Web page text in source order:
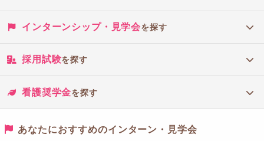
インターンシップ・見学会を探す
採用試験を探す
看護奨学金を探す
あなたにおすすめのインターン・見学会